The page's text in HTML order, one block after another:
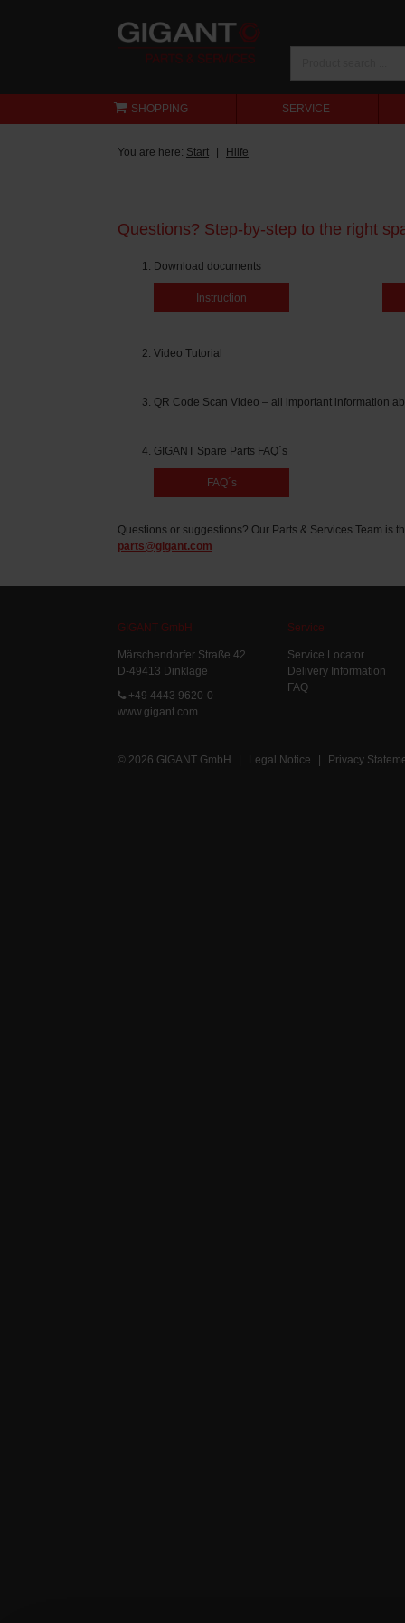
SHOPPING SERVICE
You are here: Start Hilfe
Questions? Step-by-step to the right
Download documents
Instruction
Video Tutorial
QR Code Scan Video – all important information
GIGANT Spare Parts FAQ´s
FAQ´s
Questions or suggestions? Our Parts & Services Team is
parts@gigant.com
GIGANT GmbH
Märschendorfer Straße 42
D-49413 Dinklage
+49 4443 9620-0
www.gigant.com
Service
Service Locator
Delivery Information
FAQ
© 2026 GIGANT GmbH | Legal Notice | Privacy